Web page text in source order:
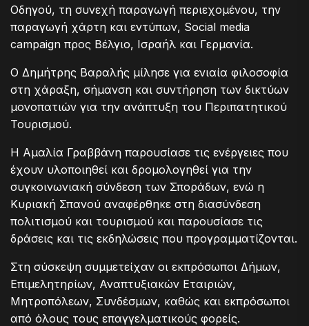
Οδηγού, τη συνεχή παραγωγή περιεχομένου, την
παραγωγή χάρτη και εντύπων, Social media
campaign προς Βέλγιο, Ισραήλ και Γερμανία.
Ο Δημήτρης Βαραλής μίλησε για ενιαία φιλοσοφία
στη χάραξη, σήμανση και συντήρηση των δικτύων
μονοπατιών για την ανάπτυξη του Περιπατητικού
Τουρισμού.
Η Αμαλία Γραββάνη παρουσίασε τις ενέργειες που
έχουν υλοποιηθεί και δρομολογηθεί για την
συγκοινωνιακή σύνδεση των Σποράδων, ενώ η
Κυριακή Σπανού αναφέρθηκε στη διασύνδεση
πολιτισμού και τουρισμού και παρουσίασε τις
δράσεις και τις εκδηλώσεις που προγραμματίζονται.
Στη σύσκεψη συμμετείχαν οι εκπρόσωποι Δήμων,
Επιμελητηρίων, Αναπτυξιακών Εταιριών,
Μητροπόλεων, Συνδέσμων, καθώς και εκπρόσωποι
από όλους τους επαγγελματικούς φορείς.